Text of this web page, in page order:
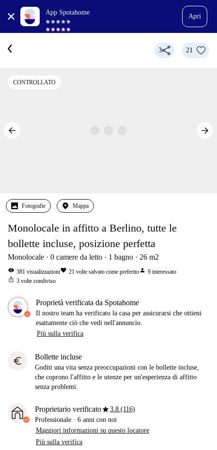
App Spotahome
Apri
3 21
CONTROLLATO
Fotografie Mappa
Monolocale in affitto a Berlino, tutte le
bollette incluse, posizione perfetta
Monolocale 0 camere da letto 1 bagno 26 m2
visibility 381 visualizzazionifavorite 21 volte salvato come preferitoperson 9 interessato
ios_share 3 volte condiviso
Proprietà verificata da Spotahome
Il nostro team ha verificato la casa per assicurarsi che ottieni
esattamente ciò che vedi nell'annuncio.
Più sulla verifica
euro Bollette incluse
Goditi una vita senza preoccupazioni con le bollette incluse,
che coprono l'affitto e le utenze per un'esperienza di affitto
senza problemi.
Proprietario verificatostar3.8 (116)
Professionale · 6 anni con noi
Maggiori informazioni su questo locatore
Più sulla verifica